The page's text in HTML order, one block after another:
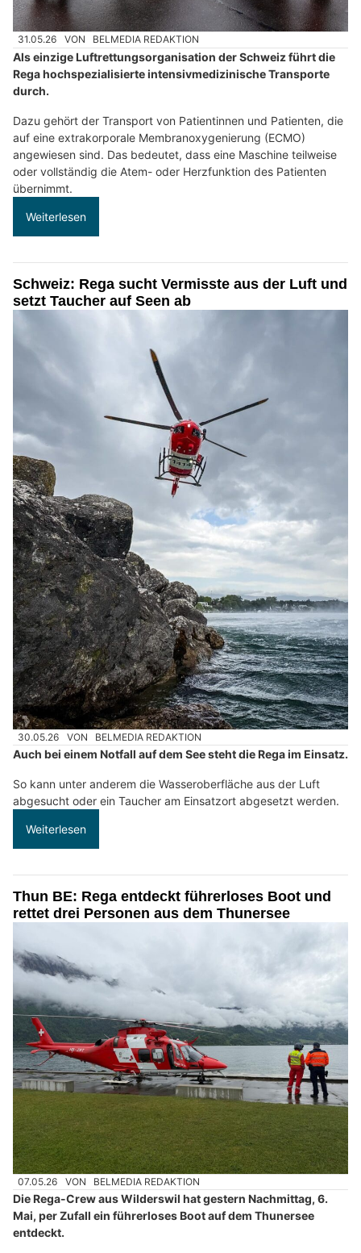
31.05.26 VON BELMEDIA REDAKTION
Als einzige Luftrettungsorganisation der Schweiz führt die
Rega hochspezialisierte intensivmedizinische Transporte
durch.
Dazu gehört der Transport von Patientinnen und Patienten, die
auf eine extrakorporale Membranoxygenierung (ECMO)
angewiesen sind. Das bedeutet, dass eine Maschine teilweise
oder vollständig die Atem- oder Herzfunktion des Patienten
übernimmt.
Weiterlesen
Schweiz: Rega sucht Vermisste aus der Luft und
setzt Taucher auf Seen ab
30.05.26 VON BELMEDIA REDAKTION
Auch bei einem Notfall auf dem See steht die Rega im Einsatz.
So kann unter anderem die Wasseroberfläche aus der Luft
abgesucht oder ein Taucher am Einsatzort abgesetzt werden.
Weiterlesen
Thun BE: Rega entdeckt führerloses Boot und
rettet drei Personen aus dem Thunersee
07.05.26 VON BELMEDIA REDAKTION
Die Rega-Crew aus Wilderswil hat gestern Nachmittag, 6.
Mai, per Zufall ein führerloses Boot auf dem Thunersee
entdeckt.